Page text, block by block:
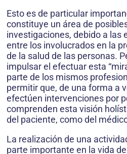
Esto es de particular
constituye un área de
investigaciones, debido a las
entre los involucrados en la
de la salud de las personas.
impulsar el efectuar esta
parte de los mismos
permitir que, de una forma a
efectúen intervenciones por
comprenden esta visión
del paciente, como del
La realización de una
parte importante en la vida